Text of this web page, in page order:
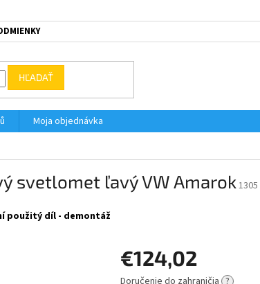
HĽADAŤ
Moja objednávka
svetlomet ľavý VW Amarok 1305
použitý díl - demontáž
€124,02
Jednotková